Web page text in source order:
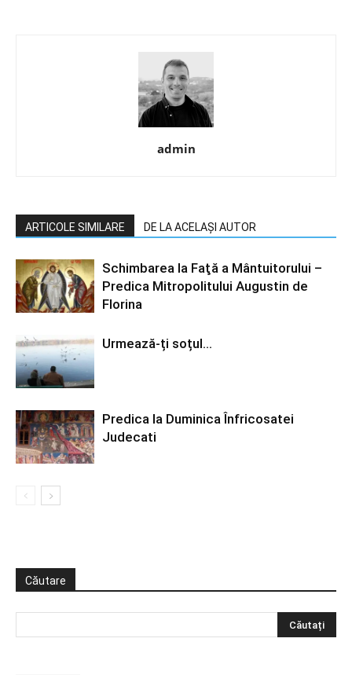
admin
ARTICOLE SIMILARE DE LA ACELAȘI AUTOR
Schimbarea la Faţă a Mântuitorului –
Predica Mitropolitului Augustin de
Florina
Urmează-ți soțul…
Predica la Duminica Înfricosatei
Judecati
Căutare